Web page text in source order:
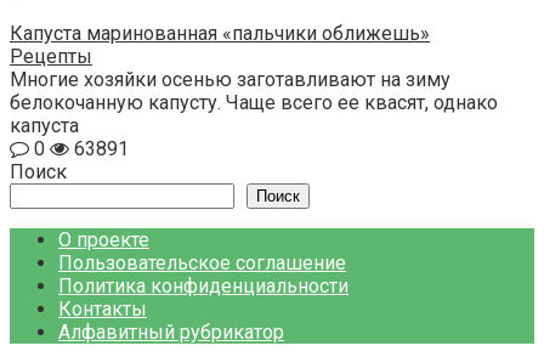
Капуста маринованная «пальчики оближешь»
Рецепты
Многие хозяйки осенью заготавливают на зиму
белокочанную капусту. Чаще всего ее квасят, однако
капуста
0
63891
Поиск
Поиск
О проекте
Пользовательское соглашение
Политика конфиденциальности
Контакты
Алфавитный рубрикатор